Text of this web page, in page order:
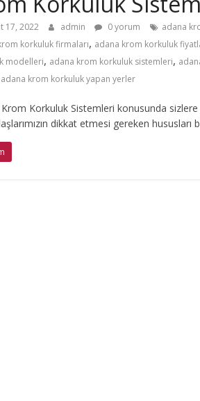
17, 2022 admin 0 yorum adana
korkuluk firmaları, adana krom korkuluk
modelleri, adana krom korkuluk sistemleri,
adana krom korkuluk yapan yerler
Korkuluk Sistemleri konusunda
dikkat etmesi gereken hususları